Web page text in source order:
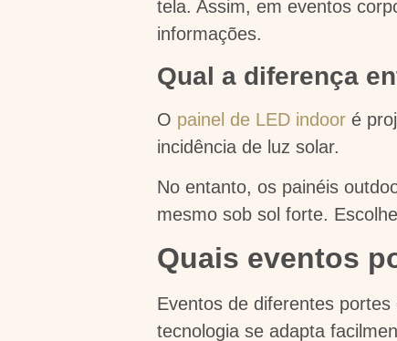
tela. Assim, em eventos
informações.
Qual a diferença
O painel de LED indoor é
incidência de luz solar.
No entanto, os painéis
mesmo sob sol forte.
Quais eventos
Eventos de diferentes
tecnologia se adapta